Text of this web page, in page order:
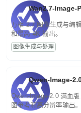
Wan2.7-Image-
万相 2.7 图像生成与编
和最高 4K 输出。
图像生成与处理
Qwen-Image-
Qwen-Image-2.0 满血
图参考和高分辨率输出。